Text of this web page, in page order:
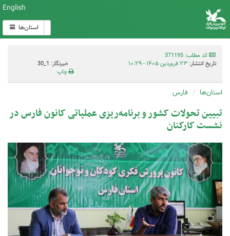
English
استان‌ها
کد مطلب: 371195
تاریخ انتشار: ۲۳ فروردین ۱۴۰۵ - ۱۰:۲۹
خبرنگار: 1_30
چاپ
استان‌ها فارس
تبیین تحولات کشور و برنامه‌ریزی عملیاتی کانون فارس در
نشست کارکنان